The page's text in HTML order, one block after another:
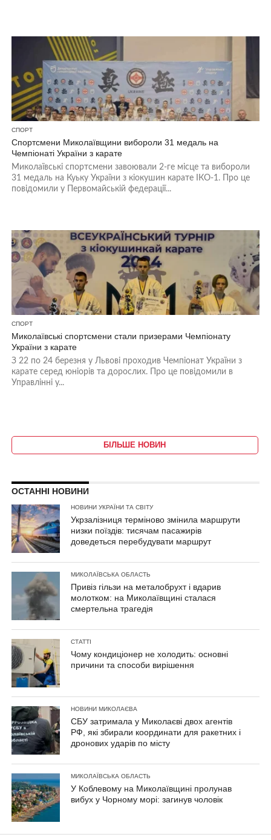
СПОРТ
Спортсмени Миколаївщини вибороли 31 медаль на
Чемпіонаті України з карате
Миколаївські спортсмени завоювали 2-ге місце та вибороли
31 медаль на Куьку України з кіокушин карате ІКО-1. Про це
повідомили у Первомайській федерації...
СПОРТ
Миколаївські спортсмени стали призерами Чемпіонату
України з карате
З 22 по 24 березня у Львові проходив Чемпіонат України з
карате серед юніорів та дорослих. Про це повідомили в
Управлінні у...
БІЛЬШЕ НОВИН
ОСТАННІ НОВИНИ
НОВИНИ УКРАЇНИ ТА СВІТУ
Укрзалізниця терміново змінила маршрути
низки поїздів: тисячам пасажирів
доведеться перебудувати маршрут
МИКОЛАЇВСЬКА ОБЛАСТЬ
Привіз гільзи на металобрухт і вдарив
молотком: на Миколаївщині сталася
смертельна трагедія
СТАТТІ
Чому кондиціонер не холодить: основні
причини та способи вирішення
НОВИНИ МИКОЛАЄВА
СБУ затримала у Миколаєві двох агентів
РФ, які збирали координати для ракетних і
дронових ударів по місту
МИКОЛАЇВСЬКА ОБЛАСТЬ
У Коблевому на Миколаївщині пролунав
вибух у Чорному морі: загинув чоловік